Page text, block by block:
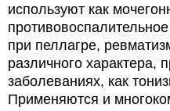
используют как
при пеллагре,
различного характера,
заболеваниях, как
Применяются и